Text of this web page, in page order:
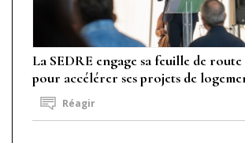
La SEDRE engage sa feuille de route
pour accélérer ses projets de
Réagir